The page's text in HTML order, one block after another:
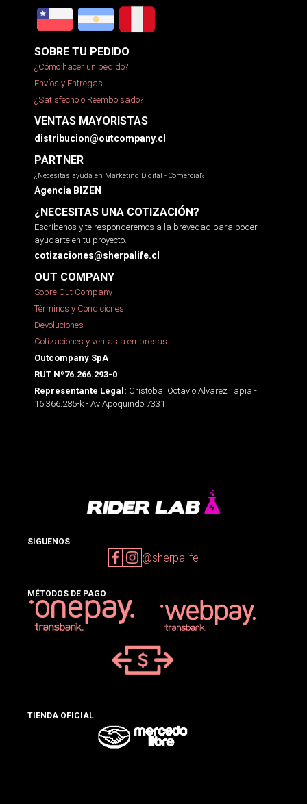
SOBRE TU PEDIDO
¿Cómo hacer un pedido?
Envíos y Entregas
¿Satisfecho o Reembolsado?
VENTAS MAYORISTAS
distribucion@outcompany.cl
PARTNER
¿Necesitas ayuda en Marketing Digital - Comercial?
Agencia BIZEN
¿NECESITAS UNA COTIZACIÓN?
Escríbenos y te responderemos a la brevedad para poder
ayudarte en tu proyecto.
cotizaciones@sherpalife.cl
OUT COMPANY
Sobre Out Company
Términos y Condiciones
Devoluciones
Cotizaciones y ventas a empresas
Outcompany SpA
RUT Nº76.266.293-0
Representante Legal: Cristobal Octavio Alvarez Tapia -
16.366.285-k - Av Apoquindo 7331
SIGUENOS
@sherpalife
MÉTODOS DE PAGO
TIENDA OFICIAL